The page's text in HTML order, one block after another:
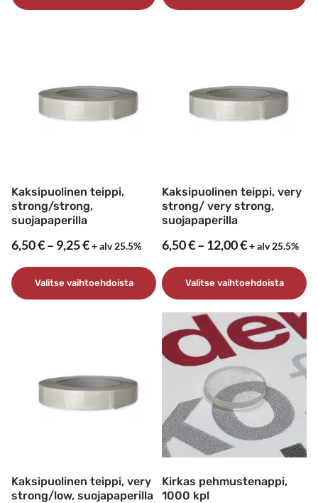
49,00 €
muunnelma.
sivulla.
23,80 €
muunnelma.
sivulla.
Kaksipuolinen teippi,
strong/strong,
suojapaperilla
6,50€– 9,25€Hintaluokka:
-
9,25 €
+ alv 25.5%
Valitse vaihtoehdoista
muunnelma.
sivulla.
Kaksipuolinen teippi, very
strong/ very strong,
suojapaperilla
6,50€– 12,00€
-
12,00 €
+ alv 25.5%
Valitse vaihtoehdoista
Tällä
tuotteella
useampi
muunnelma.
Voit
tehdä
valinnat
tuotteen
sivulla.
Kaksipuolinen teippi, very
strong/low, suojapaperilla
Kirkas pehmustenappi,
1000 kpl